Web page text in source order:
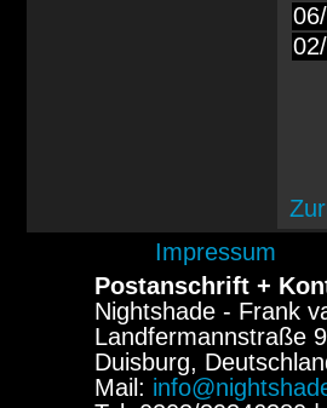
Impressum
Postanschrift +
Nightshade - Frank
Landfermannstraße
Duisburg,
Mail: